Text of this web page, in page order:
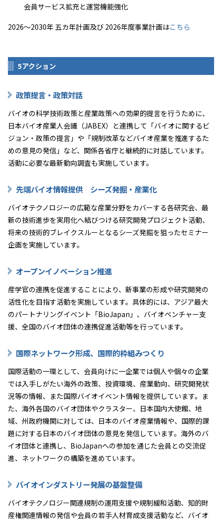
会員サービス拡充と運営機能強化
2026～2030年 五カ年計画及び 2026年度事業計画はこちら
5アクション
政策提言・政策対話
バイオの科学技術政策と産業政策への効果的提言を行うために、
日本バイオ産業人会議（JABEX）と連携して「バイオに関するビ
ジョン・政策の提言」や「規制改革などバイオ産業を推進するた
めの意見の発信」など、関係各省庁と継続的に対話しています。
活動に必要な最新動向調査も実施しています。
先端バイオ情報提供 シーズ発掘・産業化
バイオテクノロジーの広範な産業分野をカバーする各研究会、最
新の技術進歩を実用化へ結びつける研究開発プロジェクト活動、
将来の技術的ブレイクスルーとなるシーズ発掘を狙ったセミナー
企画を実施しています。
オープンイノベーション推進
産学官の連携を促進することにより、新事業の形成や研究開発の
活性化を目指す活動を実施しています。具体的には、アジア最大
のパートナリングイベント「BioJapan」、バイオベンチャー支
援、全国のバイオ団体の連携促進活動等を行っています。
国際ネットワーク形成、国際的枠組みつくり
国際活動の一環として、会員向けに一企業では個人や個々の企業
では入手しがたい海外の政策、投資環境、産業動向、研究開発状
況等の情報、また国際バイオイベント情報を提供しています。ま
た、海外各国のバイオ団体やクラスター、日本国内大使館、地
域、州政府機関に対しては、日本のバイオ産業情報や、国際的課
題に対する日本のバイオ団体の意見を発信しています。海外のバ
イオ団体と連携し、BioJapanへの参加を通じた会員との交流促
進、ネットワークの構築を進めています。
バイオインダストリー発展の基盤整備
バイオテクノロジー関連規制の運用支援や規制緩和活動、知的財
産権関連情報の発信や会員の若手人材育成支援活動など、バイオ